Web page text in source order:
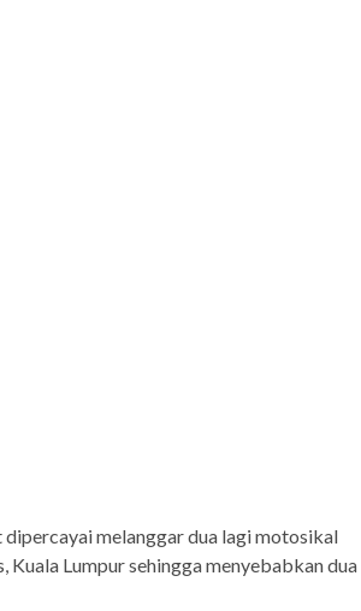
dipercayai melanggar dua lagi motosikal
Kuala Lumpur sehingga menyebabkan dua